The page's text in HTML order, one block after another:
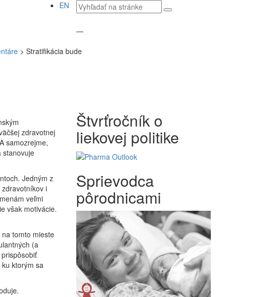
EN
Vyhľadávaný
text
—
> Stratifikácia bude
zdravotnej
samozrejme,
stanovuje
Jedným z
i
veľmi
však motivácie.
tomto mieste
(a
ktorým sa
Štvrťročník o
liekovej politike
Sprievodca
pôrodnicami